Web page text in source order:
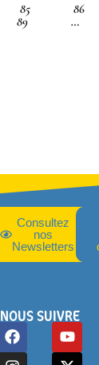
85 86
89 …
Consultez
nos
Newsletters
NOUS SUIVRE